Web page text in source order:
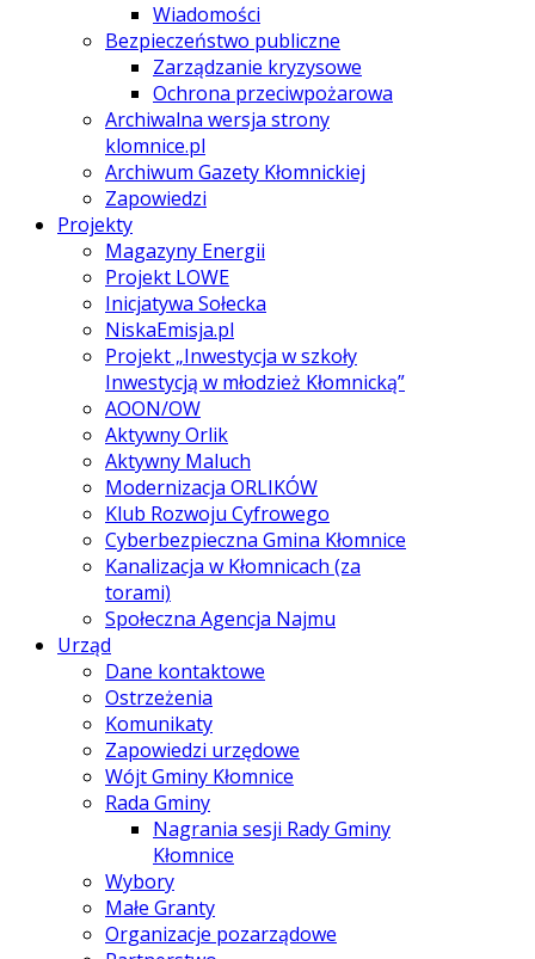
Wiadomości
Bezpieczeństwo publiczne
Zarządzanie kryzysowe
Ochrona przeciwpożarowa
Archiwalna wersja strony
klomnice.pl
Archiwum Gazety Kłomnickiej
Zapowiedzi
Projekty
Magazyny Energii
Projekt LOWE
Inicjatywa Sołecka
NiskaEmisja.pl
Projekt „Inwestycja w szkoły
Inwestycją w młodzież Kłomnicką”
AOON/OW
Aktywny Orlik
Aktywny Maluch
Modernizacja ORLIKÓW
Klub Rozwoju Cyfrowego
Cyberbezpieczna Gmina Kłomnice
Kanalizacja w Kłomnicach (za
torami)
Społeczna Agencja Najmu
Urząd
Dane kontaktowe
Ostrzeżenia
Komunikaty
Zapowiedzi urzędowe
Wójt Gminy Kłomnice
Rada Gminy
Nagrania sesji Rady Gminy
Kłomnice
Wybory
Małe Granty
Organizacje pozarządowe